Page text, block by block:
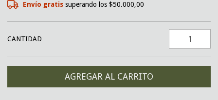
Envío gratis superando los$50.000,00
CANTIDAD